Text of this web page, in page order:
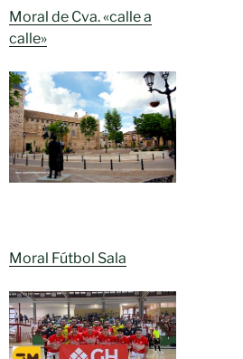
Moral de Cva. «calle a
calle»
Moral Fútbol Sala